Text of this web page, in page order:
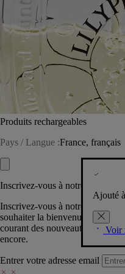
Produits rechargeables
Pays / Langue :France, français
Ajouté
Voir
Inscrivez-vous à notre Newsletter
Inscrivez-vous à notre
souhaiter la bienvenue dans la
courant des nouveautés,
encore.
Entrer votre adresse email